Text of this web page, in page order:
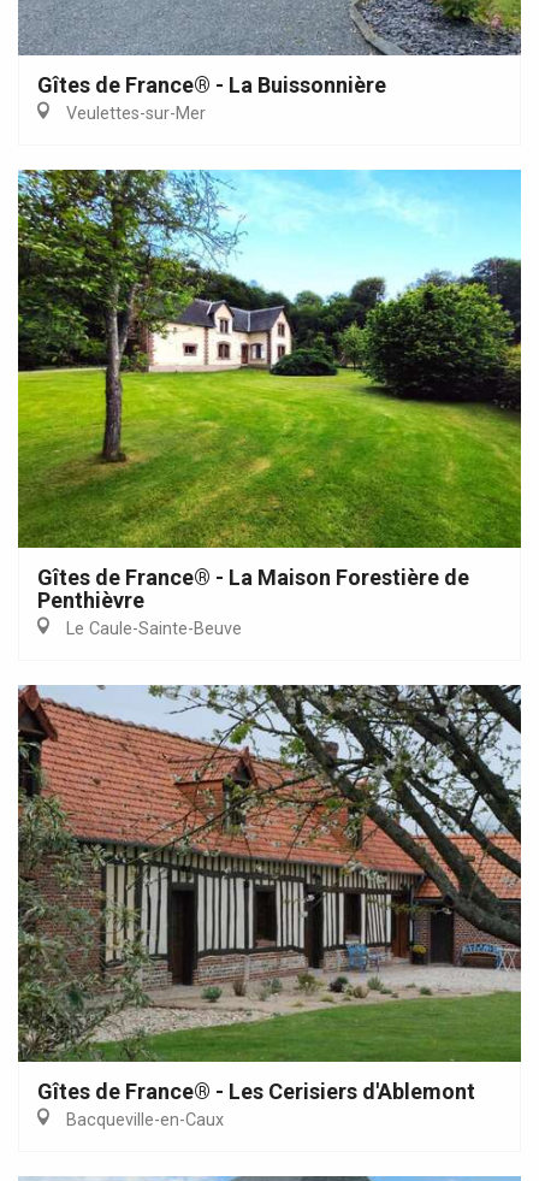
Gîtes de France® - La Buissonnière
Veulettes-sur-Mer
Gîtes de France® - La Maison Forestière de
Penthièvre
Le Caule-Sainte-Beuve
Gîtes de France® - Les Cerisiers d'Ablemont
Bacqueville-en-Caux